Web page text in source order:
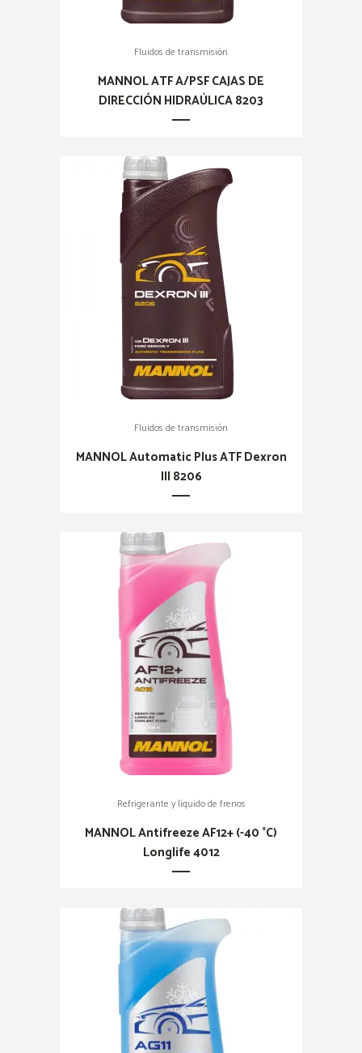
Fluidos de transmisión
MANNOL ATF A/PSF CAJAS DE
DIRECCIÓN HIDRAÚLICA 8203
Fluidos de transmisión
MANNOL Automatic Plus ATF Dexron
III 8206
Refrigerante y líquido de frenos
MANNOL Antifreeze AF12+ (-40 °C)
Longlife 4012